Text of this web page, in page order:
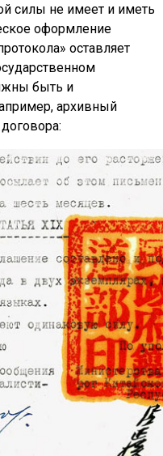
силы не имеет и иметь
оформление
оставляет
быть и
архивный